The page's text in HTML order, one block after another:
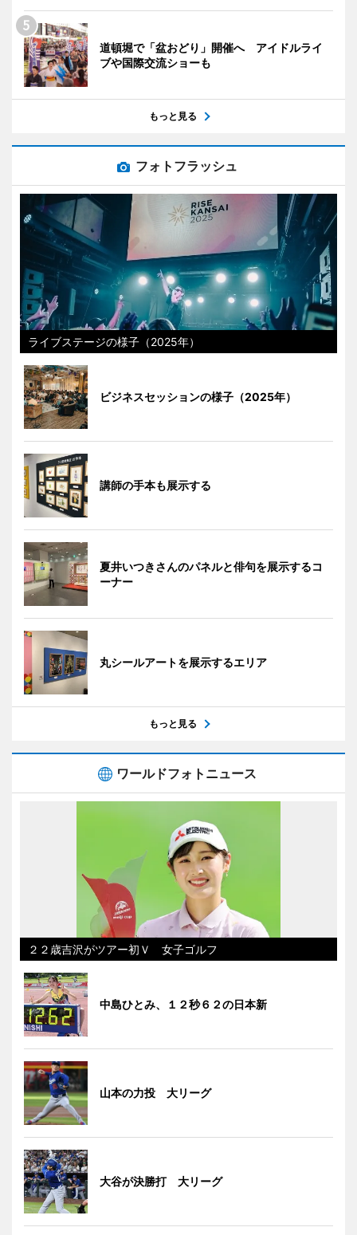
道頓堀で「盆おどり」開催へ アイドルライ
ブや国際交流ショーも
もっと見る
フォトフラッシュ
ライブステージの様子（2025年）
ビジネスセッションの様子（2025年）
講師の手本も展示する
夏井いつきさんのパネルと俳句を展示するコ
ーナー
丸シールアートを展示するエリア
もっと見る
ワールドフォトニュース
２２歳吉沢がツアー初Ｖ 女子ゴルフ
中島ひとみ、１２秒６２の日本新
山本の力投 大リーグ
大谷が決勝打 大リーグ